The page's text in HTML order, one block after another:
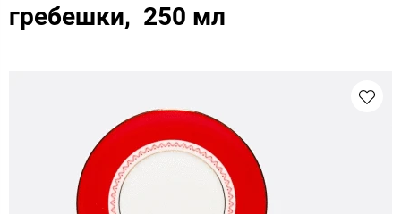
гребешки, 250 мл